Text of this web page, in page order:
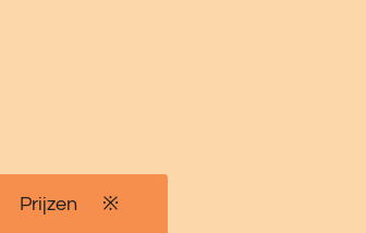
Prijzen